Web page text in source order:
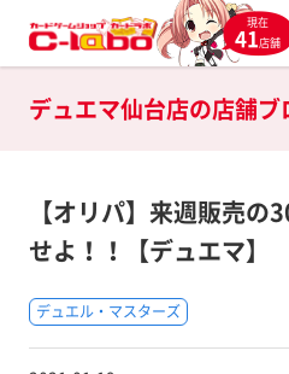
現在
41店舗
デュエマ仙台店の店舗ブ
【オリパ】来週販売
せよ！！【デュエマ】
デュエル・マスターズ